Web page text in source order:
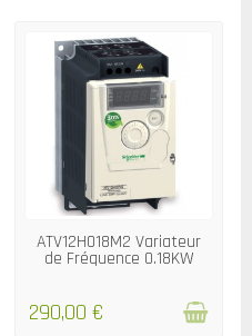
RUPTURE DE STOCK
ATV12H018M2 Variateur
de Fréquence 0.18KW
290,00 €